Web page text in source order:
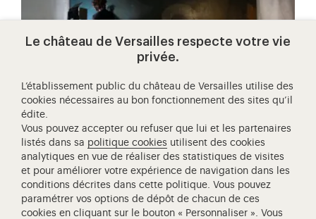
MÉCÉNAT
adoptez une œuvre de la galerie
des lumières et de la révolution
Le château de Versailles respecte votre vie
privée.
L’établissement public du château de Versailles utilise des
cookies nécessaires au bon fonctionnement des sites qu’il
édite.
Vous pouvez accepter ou refuser que lui et les partenaires
listés dans sa politique cookies utilisent des cookies
analytiques en vue de réaliser des statistiques de visites
et pour améliorer votre expérience de navigation dans les
conditions décrites dans cette politique. Vous pouvez
paramétrer vos options de dépôt de chacun de ces
cookies en cliquant sur le bouton « Personnaliser ». Vous